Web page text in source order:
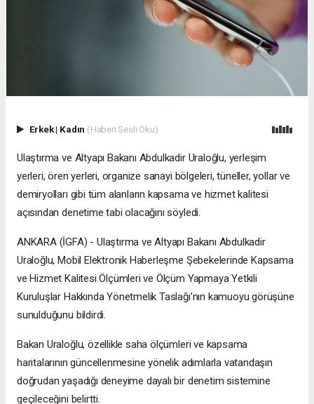
Erkek| Kadın (Haberi Sesli Oku)
Ulaştırma ve Altyapı Bakanı Abdulkadir Uraloğlu, yerleşim
yerleri, ören yerleri, organize sanayi bölgeleri, tüneller, yollar ve
demiryolları gibi tüm alanların kapsama ve hizmet kalitesi
açısından denetime tabi olacağını söyledi.
ANKARA (İGFA) - Ulaştırma ve Altyapı Bakanı Abdulkadir
Uraloğlu, Mobil Elektronik Haberleşme Şebekelerinde Kapsama
ve Hizmet Kalitesi Ölçümleri ve Ölçüm Yapmaya Yetkili
Kuruluşlar Hakkında Yönetmelik Taslağı’nın kamuoyu görüşüne
sunulduğunu bildirdi.
Bakan Uraloğlu, özellikle saha ölçümleri ve kapsama
haritalarının güncellenmesine yönelik adımlarla vatandaşın
doğrudan yaşadığı deneyime dayalı bir denetim sistemine
geçileceğini belirtti.